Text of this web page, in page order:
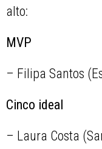
alto:
MVP
– Filipa Santos
Cinco ideal
– Laura Costa